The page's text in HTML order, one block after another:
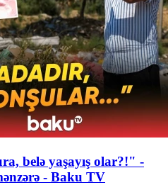
belə yaşayış olar?!" -
- Baku TV